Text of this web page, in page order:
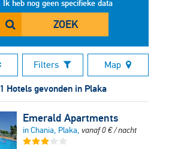
Ik heb nog geen specifieke data
ZOEK
Filters Map
1 Hotels gevonden in Plaka
Emerald Apartments
in Chania, Plaka, vanaf0€/ nacht